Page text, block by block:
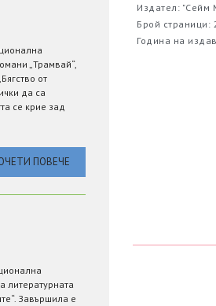
„Трамвай“,
от
да са
се крие зад
ПОВЕЧЕ
литературната
Завършила е
Издател: "Сейм
Брой страници:
Година на